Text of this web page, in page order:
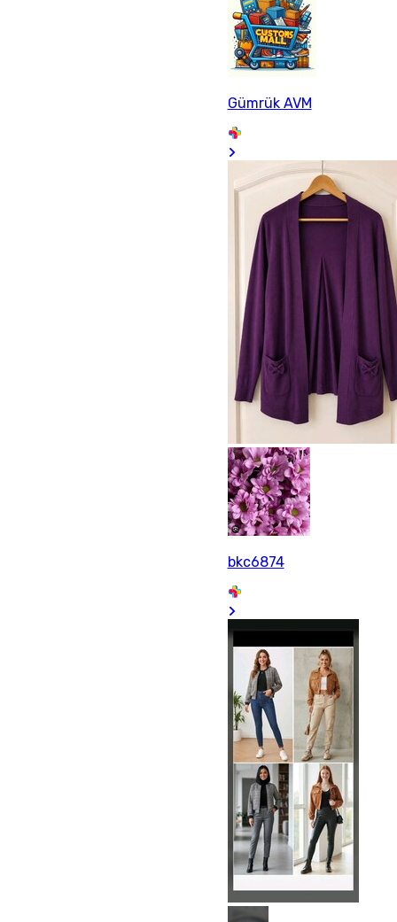
Gümrük AVM
bkc6874